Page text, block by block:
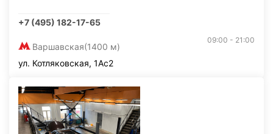
+7 (495) 182-17-65
Варшавская(1400 м)
09:00 - 21:00
ул. Котляковская, 1Ас2